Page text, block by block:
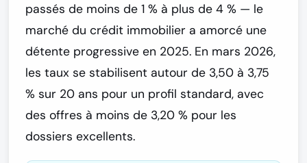
passés de moins de 1 % à plus de 4 % — le
marché du crédit immobilier a amorcé une
détente progressive en 2025. En mars 2026,
les taux se stabilisent autour de 3,50 à 3,75
% sur 20 ans pour un profil standard, avec
des offres à moins de 3,20 % pour les
dossiers excellents.